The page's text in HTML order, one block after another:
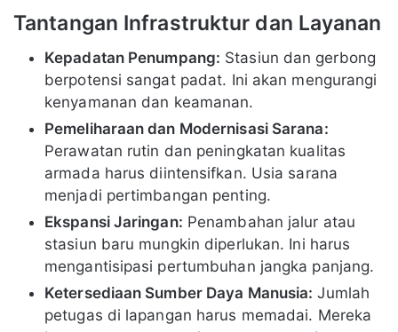
Tantangan Infrastruktur dan Layanan
Kepadatan Penumpang: Stasiun dan gerbong
berpotensi sangat padat. Ini akan mengurangi
kenyamanan dan keamanan.
Pemeliharaan dan Modernisasi Sarana:
Perawatan rutin dan peningkatan kualitas
armada harus diintensifkan. Usia sarana
menjadi pertimbangan penting.
Ekspansi Jaringan: Penambahan jalur atau
stasiun baru mungkin diperlukan. Ini harus
mengantisipasi pertumbuhan jangka panjang.
Ketersediaan Sumber Daya Manusia: Jumlah
petugas di lapangan harus memadai. Mereka